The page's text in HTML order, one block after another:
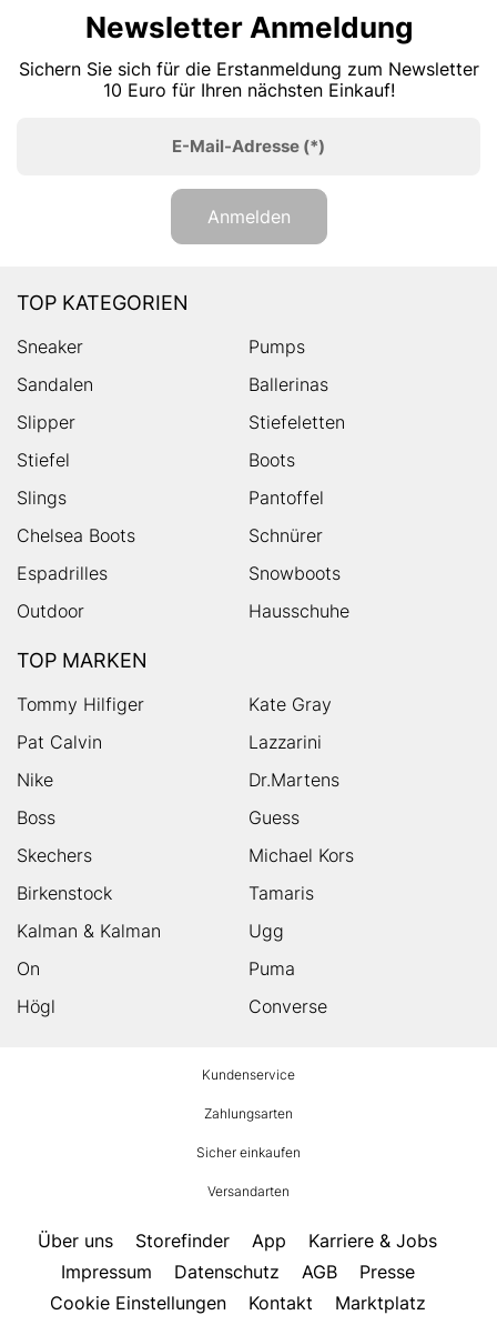
Newsletter Anmeldung
Sichern Sie sich für die Erstanmeldung zum Newsletter
10 Euro für Ihren nächsten Einkauf!
E-Mail-Adresse (*)
Anmelden
TOP KATEGORIEN
Sneaker
Pumps
Sandalen
Ballerinas
Slipper
Stiefeletten
Stiefel
Boots
Slings
Pantoffel
Chelsea Boots
Schnürer
Espadrilles
Snowboots
Outdoor
Hausschuhe
TOP MARKEN
Tommy Hilfiger
Kate Gray
Pat Calvin
Lazzarini
Nike
Dr.Martens
Boss
Guess
Skechers
Michael Kors
Birkenstock
Tamaris
Kalman & Kalman
Ugg
On
Puma
Högl
Converse
Kundenservice
Zahlungsarten
Sicher einkaufen
Versandarten
Über uns Storefinder App
Karriere & Jobs
Impressum
Datenschutz AGB
Presse
Cookie Einstellungen
Kontakt Marktplatz